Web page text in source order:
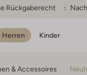
Rückgaberecht
Herren Kinder
& Accessoires